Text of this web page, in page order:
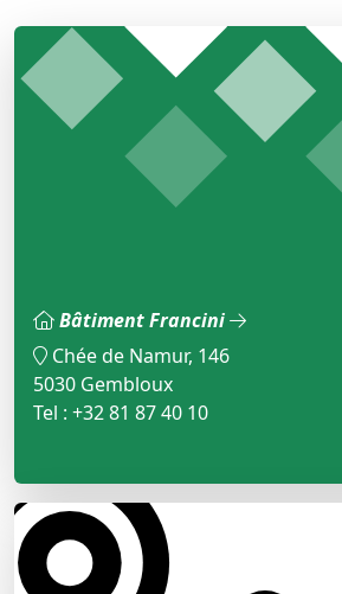
Bâtiment Francini
Chée de Namur, 146
5030 Gembloux
Tel : +32 81 87 40 10